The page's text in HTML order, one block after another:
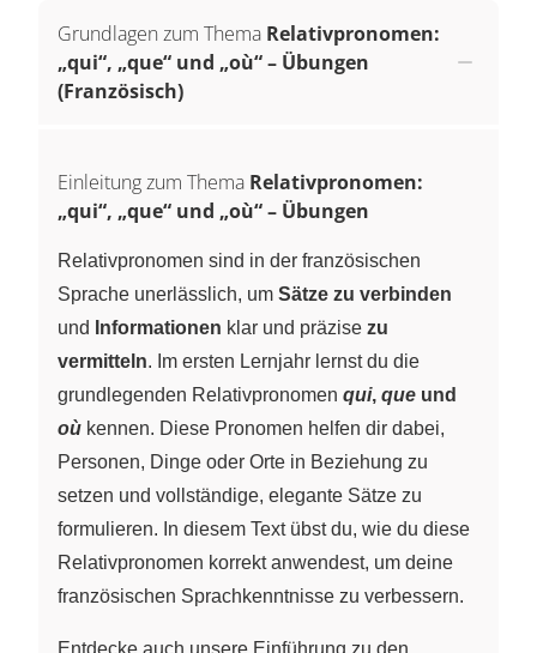
Grundlagen zum Thema Relativpronomen:
„qui“, „que“ und „où“ – Übungen
(Französisch)
Einleitung zum Thema Relativpronomen:
„qui“, „que“ und „où“ – Übungen
Relativpronomen sind in der französischen
Sprache unerlässlich, um Sätze zu verbinden
und
Informationen klar und präzise zu
vermitteln. Im ersten Lernjahr lernst du die
grundlegenden Relativpronomen qui, que und
où kennen. Diese Pronomen helfen dir dabei,
Personen, Dinge oder Orte in Beziehung zu
setzen und vollständige, elegante Sätze zu
formulieren. In diesem Text übst du, wie du diese
Relativpronomen korrekt anwendest, um deine
französischen Sprachkenntnisse zu verbessern.
Entdecke auch unsere Einführung zu den